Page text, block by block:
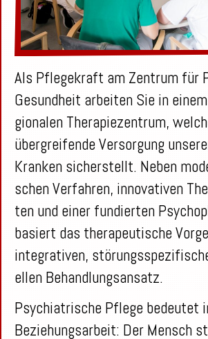
Als Pfle­ge­kraft am Zen­trum für
Ge­sund­heit ar­bei­ten Sie in
gio­na­len The­ra­pie­zen­trum,
über­grei­fen­de Ver­sor­gung
Kran­ken si­cher­stellt. Neben
schen Ver­fah­ren, in­no­va­ti­ven
ten und einer fun­dier­ten
ba­siert das the­ra­peu­ti­sche
in­te­gra­ti­ven,
el­len Be­hand­lungs­an­satz.
Psych­ia­tri­sche Pfle­ge be­deu­tet
Be­zie­hungs­ar­beit: Der Mensch